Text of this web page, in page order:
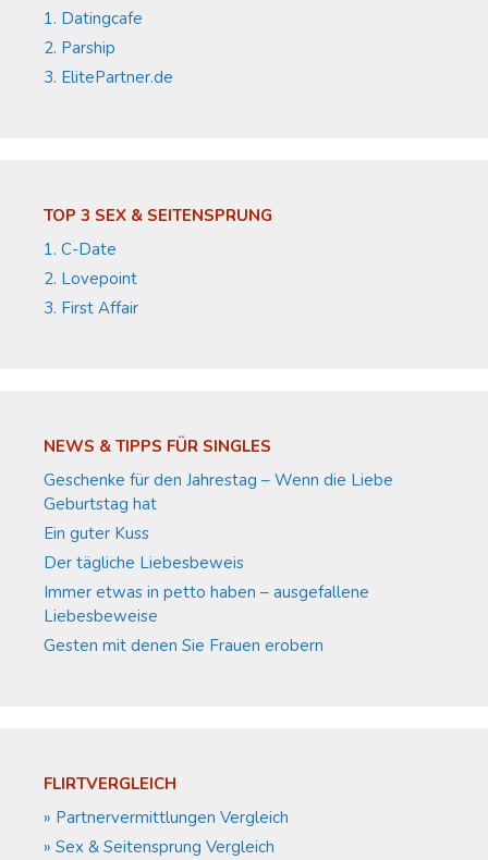
1. Datingcafe
2. Parship
3. ElitePartner.de
TOP 3 SEX & SEITENSPRUNG
1. C-Date
2. Lovepoint
3. First Affair
NEWS & TIPPS FÜR SINGLES
Geschenke für den Jahrestag – Wenn die Liebe
Geburtstag hat
Ein guter Kuss
Der tägliche Liebesbeweis
Immer etwas in petto haben – ausgefallene
Liebesbeweise
Gesten mit denen Sie Frauen erobern
FLIRTVERGLEICH
» Partnervermittlungen Vergleich
» Sex & Seitensprung Vergleich